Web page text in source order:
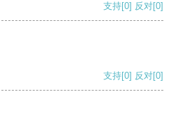
支持[0] 反对[0]
支持[0] 反对[0]